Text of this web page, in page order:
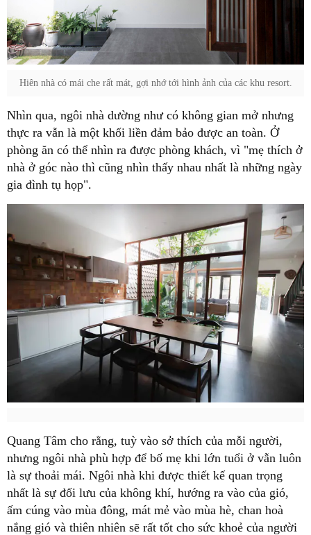
Hiên nhà có mái che rất mát, gợi nhớ tới hình ảnh của các khu resort.
Nhìn qua, ngôi nhà dường như có không gian mở nhưng
thực ra vẫn là một khối liền đảm bảo được an toàn. Ở
phòng ăn có thể nhìn ra được phòng khách, vì "mẹ thích ở
nhà ở góc nào thì cũng nhìn thấy nhau nhất là những ngày
gia đình tụ họp".
Quang Tâm cho rằng, tuỳ vào sở thích của mỗi người,
nhưng ngôi nhà phù hợp để bố mẹ khi lớn tuổi ở vẫn luôn
là sự thoải mái. Ngôi nhà khi được thiết kế quan trọng
nhất là sự đối lưu của không khí, hướng ra vào của gió,
ấm cúng vào mùa đông, mát mẻ vào mùa hè, chan hoà
nắng gió và thiên nhiên sẽ rất tốt cho sức khoẻ của người